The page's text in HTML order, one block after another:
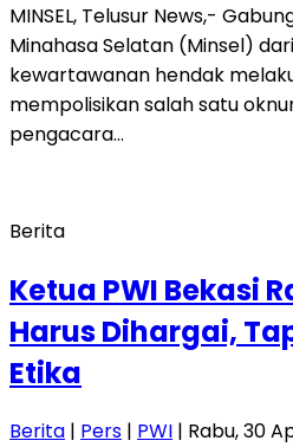
MINSEL, Telusur News,-
Minahasa Selatan (Minsel)
kewartawanan hendak
mempolisikan salah satu
pengacara…
Berita
Ketua PWI Bekasi
Harus Dihargai,
Etika
Berita | Pers | PWI | Rabu, 30